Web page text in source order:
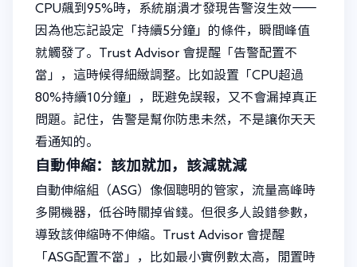
CPU飆到95%時，系統崩潰才發現告警沒生效——
因為他忘記設定「持續5分鐘」的條件，瞬間峰值
就觸發了。Trust Advisor 會提醒「告警配置不
當」，這時候得細緻調整。比如設置「CPU超過
80%持續10分鐘」，既避免誤報，又不會漏掉真正
問題。記住，告警是幫你防患未然，不是讓你天天
看通知的。
自動伸縮：該加就加，該減就減
自動伸縮組（ASG）像個聰明的管家，流量高峰時
多開機器，低谷時關掉省錢。但很多人設錯參數，
導致該伸縮時不伸縮。Trust Advisor 會提醒
「ASG配置不當」，比如最小實例數太高，閒置時